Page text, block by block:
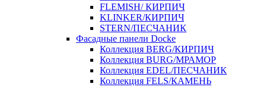
FLEMISH/ КИРПИЧ
KLINKER/КИРПИЧ
STERN/ПЕСЧАНИК
Фасадные панели Docke
Коллекция BERG/КИРПИЧ
Коллекция BURG/МРАМОР
Коллекция EDEL/ПЕСЧАНИК
Коллекция FELS/КАМЕНЬ